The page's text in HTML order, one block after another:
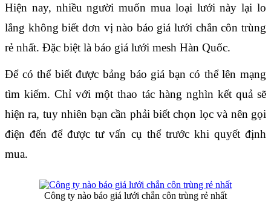
Hiện nay, nhiều người muốn mua loại lưới này lại lo
lắng không biết đơn vị nào báo giá lưới chắn côn trùng
rẻ nhất. Đặc biệt là báo giá lưới mesh Hàn Quốc.
Để có thể biết được bảng báo giá bạn có thể lên mạng
tìm kiếm. Chỉ với một thao tác hàng nghìn kết quả sẽ
hiện ra, tuy nhiên bạn cần phải biết chọn lọc và nên gọi
điện đến để được tư vấn cụ thể trước khi quyết định
mua.
Công ty nào báo giá lưới chắn côn trùng rẻ nhất